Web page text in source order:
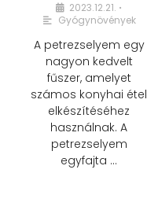
2023.12.21. •
Gyógynövények
A petrezselyem egy
nagyon kedvelt
fűszer, amelyet
számos konyhai étel
elkészítéséhez
használnak. A
petrezselyem
egyfajta …